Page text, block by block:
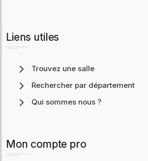
Liens utiles
Trouvez une salle
Rechercher par département
Qui sommes nous ?
Mon compte pro